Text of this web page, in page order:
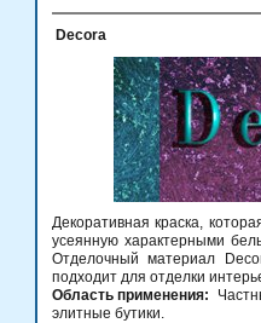
Decora
Декоративная краска,
усеянную характерными
Отделочный материал
подходит для отделки
Область применения:
элитные бутики.